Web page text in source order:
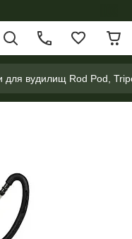
для вудилищ Rod Pod,